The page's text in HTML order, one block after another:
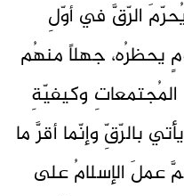
الرّقَّ في أوّلِ
يحظرُه، جهلاً منهُم
وكيفيّةِ
بالرّقِّ وإنّما أقرَّ ما
عملَ الإسلامُ على